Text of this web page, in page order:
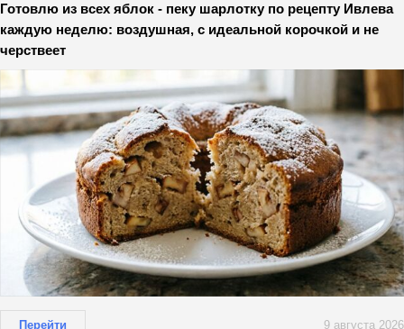
Готовлю из всех яблок - пеку шарлотку по рецепту Ивлева
каждую неделю: воздушная, с идеальной корочкой и не
черствеет
Перейти 9 августа 2026